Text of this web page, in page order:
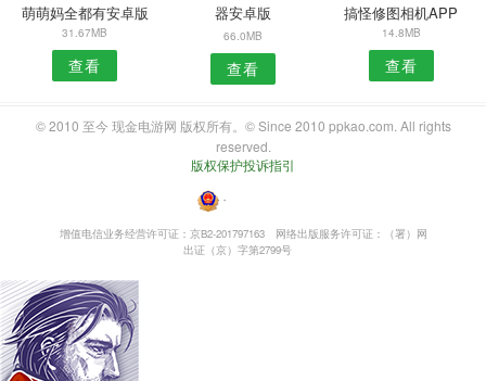
萌萌妈全都有安卓版
31.67MB
查看
器安卓版
66.0MB
查看
搞怪修图相机APP
14.8MB
查看
© 2010 至今 现金电游网 版权所有。© Since 2010 ppkao.com. All rights
reserved.
版权保护投诉指引
・
增值电信业务经营许可证：京B2-201797163
网络出版服务许可证：（署）网
出证（京）字第2799号